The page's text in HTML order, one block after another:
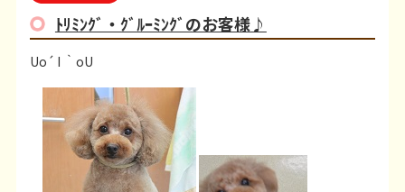
ﾄﾘﾐﾝｸﾞ・ｸﾞﾙｰﾐﾝｸﾞのお客様♪
Uo´ I ｀oU